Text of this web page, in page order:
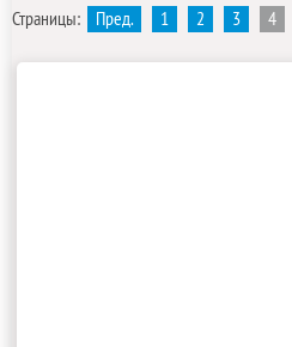
Страницы: Пред. 1 2 3 4